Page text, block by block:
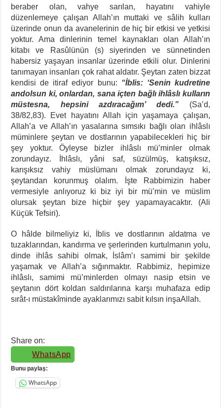
beraber olan, vahye sarılan, hayatını vahiyle
düzenlemeye çalışan Allah’ın muttaki ve sâlih kulları
üzerinde onun da avanelerinin de hiç bir etkisi ve yetkisi
yoktur. Ama dinlerinin temel kaynakları olan Allah’ın
kitabı ve Rasûlünün (s) siyerinden ve sünnetinden
habersiz yaşayan insanlar üzerinde etkili olur. Dinlerini
tanımayan insanları çok rahat aldatır. Şeytan zaten bizzat
kendisi de itiraf ediyor bunu: “İblis: ‘Senin kudretine
andolsun ki, onlardan, sana içten bağlı ihlâslı kulların
müstesna, hepsini azdıracağım’ dedi.” (Sa’d,
38/82,83). Evet hayatını Allah için yaşamaya çalışan,
Allah’a ve Allah’ın yasalarına sımsıkı bağlı olan ihlâslı
müminlere şeytan ve dostlarının yapabilecekleri hiç bir
şey yoktur. Öyleyse bizler ihlâslı mü’minler olmak
zorundayız. İhlâslı, yâni saf, süzülmüş, katışıksız,
karışıksız vahiy müslümanı olmak zorundayız ki,
şeytandan korunmuş olalım. İşte Rabbimizin haber
vermesiyle anlıyoruz ki biz iyi bir mü’min ve müslim
olursak şeytan bize hiçbir şey yapamayacaktır. (Ali
Küçük Tefsiri).
O hâlde bilmeliyiz ki, İblis ve dostlarının aldatma ve
tuzaklarından, kandırma ve şerlerinden kurtulmanın yolu,
dinde ihlâs sahibi olmak, İslâm’ı samimi bir şekilde
yaşamak ve Allah’a sığınmaktır. Rabbimiz, hepimize
ihlâslı, samimi mü’minlerden olmayı nasip etsin ve
şeytanın dört koldan saldırılarına karşı muhafaza edip
sırât-ı müstakîminde ayaklarımızı sabit kılsın inşaAllah.
Share on:
WhatsApp
Bunu paylaş:
WhatsApp